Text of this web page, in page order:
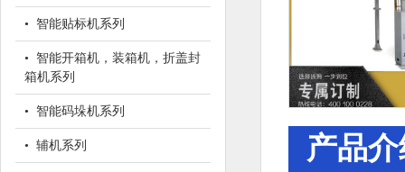
• 智能贴标机系列
• 智能开箱机，装箱机，折盖封
箱机系列
• 智能码垛机系列
• 辅机系列 产品